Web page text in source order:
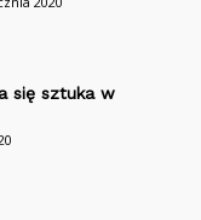
się sztuka w